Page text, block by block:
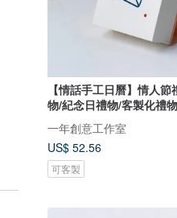
【情話手工日曆】情人
物/紀念日禮物/客製化禮物
一年創意工作室
US$ 52.56
可客製